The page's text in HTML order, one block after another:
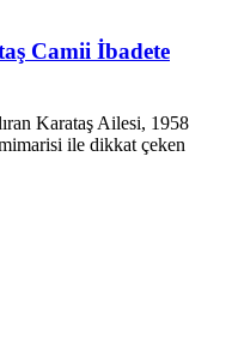
Camii İbadete
Karataş Ailesi, 1958
ile dikkat çeken